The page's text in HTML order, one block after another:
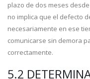
plazo de dos meses
no implica que el defecto
necesariamente en ese
comunicarse sin demora
correctamente.
5.2